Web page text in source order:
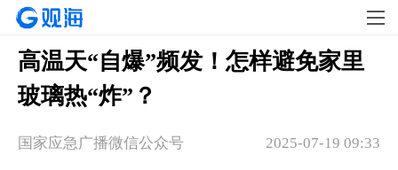
高温天“自爆”频发！怎样避免家里
玻璃热“炸”？
2025-07-19 09:33
​国家应急广播微信公众号